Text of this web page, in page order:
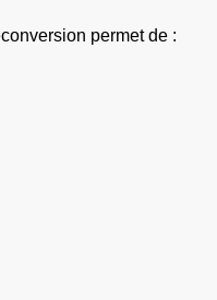
permet de :